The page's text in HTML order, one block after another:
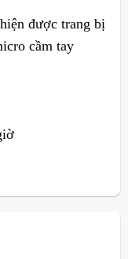
được trang bị
cầm tay